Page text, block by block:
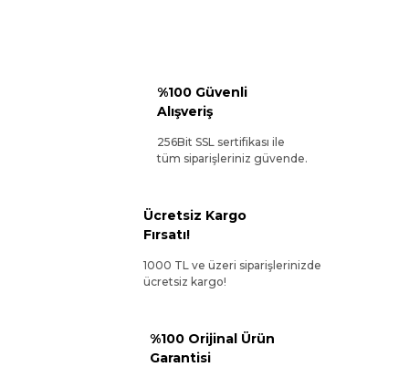
%100 Güvenli
Alışveriş
256Bit SSL sertifikası ile
tüm siparişleriniz güvende.
Ücretsiz Kargo
Fırsatı!
1000 TL ve üzeri siparişlerinizde
ücretsiz kargo!
%100 Orijinal Ürün
Garantisi